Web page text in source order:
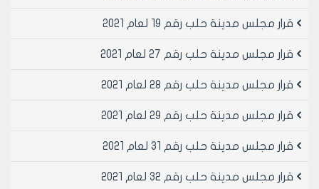
قرار مجلس مدينة حلب رقم 19 لعام 2021
قرار مجلس مدينة حلب رقم 27 لعام 2021
قرار مجلس مدينة حلب رقم 28 لعام 2021
قرار مجلس مدينة حلب رقم 29 لعام 2021
قرار مجلس مدينة حلب رقم 31 لعام 2021
قرار مجلس مدينة حلب رقم 32 لعام 2021